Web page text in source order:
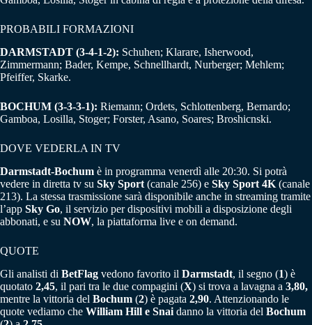
PROBABILI FORMAZIONI
DARMSTADT (3-4-1-2): Schuhen; Klarare, Isherwood,
Zimmermann; Bader, Kempe, Schnellhardt, Nurberger; Mehlem;
Pfeiffer, Skarke.
BOCHUM (3-3-3-1): Riemann; Ordets, Schlottenberg, Bernardo;
Gamboa, Losilla, Stoger; Forster, Asano, Soares; Broshicnski.
DOVE VEDERLA IN TV
Darmstadt-Bochum è in programma venerdì alle 20:30. Si potrà
vedere in diretta tv su Sky Sport (canale 256) e Sky Sport 4K (canale
213). La stessa trasmissione sarà disponibile anche in streaming tramite
l’app Sky Go, il servizio per dispositivi mobili a disposizione degli
abbonati, e su NOW, la piattaforma live e on demand.
QUOTE
Gli analisti di BetFlag vedono favorito il Darmstadt, il segno (1) è
quotato 2,45, il pari tra le due compagini (X) si trova a lavagna a 3,80,
mentre la vittoria del Bochum (2) è pagata 2,90. Attenzionando le
quote vediamo che William Hill e Snai danno la vittoria del Bochum